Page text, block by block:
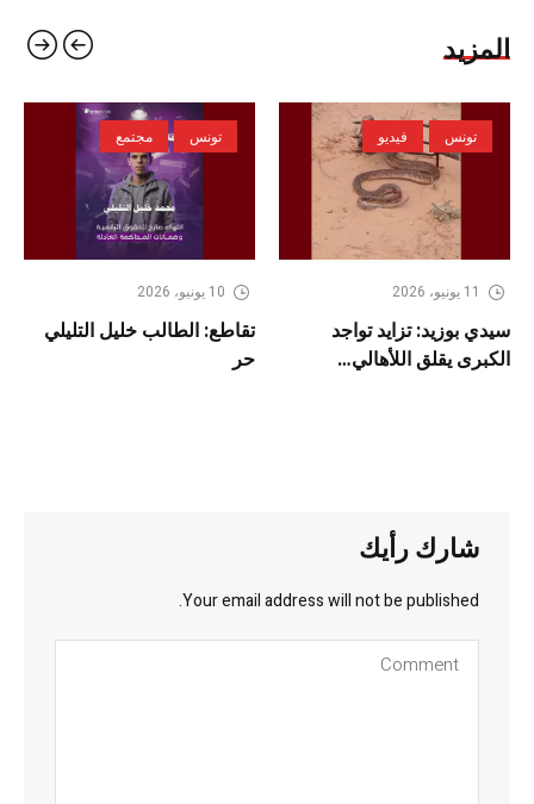
المزيد
تونس فيديو
11 يونيو، 2026
سيدي بوزيد: تزايد تواجد
الكبرى يقلق اللأهالي…
تونس مجتمع
10 يونيو، 2026
تقاطع: الطالب خليل التليلي
حر
شارك رأيك
Your email address will not be published.